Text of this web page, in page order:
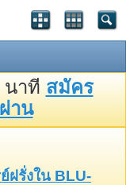
นาที สมัคร
าน
ฝรั่งใน BLU-